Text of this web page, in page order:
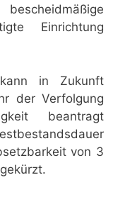
Einrichtung
kann in Zukunft
der Verfolgung
beantragt
von 3